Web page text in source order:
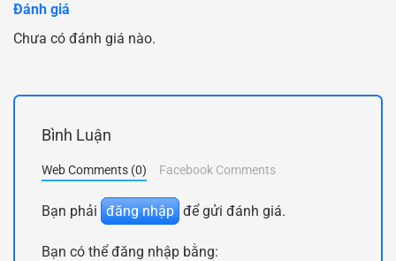
Đánh giá
Chưa có đánh giá nào.
Bình Luận
Web Comments (0) Facebook Comments
Bạn phải đăng nhập để gửi đánh giá.
Bạn có thể đăng nhập bằng: